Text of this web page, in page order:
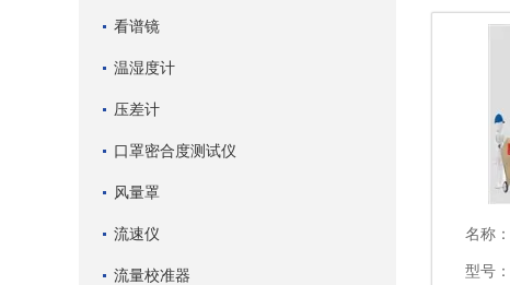
看谱镜
温湿度计
压差计
口罩密合度测试仪
风量罩
流速仪
流量校准器
名称：
型号：